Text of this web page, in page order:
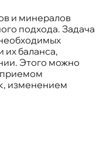
и минералов
подхода. Задача
их баланса,
Этого можно
приемом
изменением